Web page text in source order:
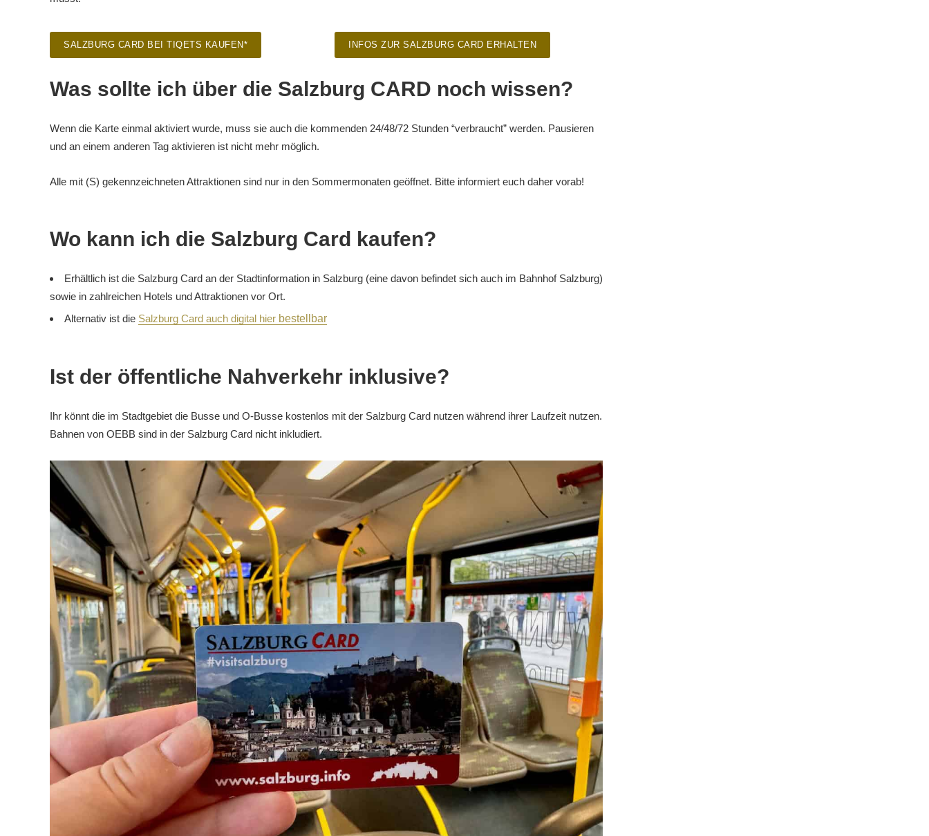
SALZBURG CARD BEI TIQETS KAUFEN* INFOS ZUR SALZBURG CARD ERHALTEN
Was sollte ich über die Salzburg CARD noch wissen?
Wenn die Karte einmal aktiviert wurde, muss sie auch die kommenden 24/48/72 Stunden “verbraucht” werden. Pausieren
und an einem anderen Tag aktivieren ist nicht mehr möglich.
Alle mit (S) gekennzeichneten Attraktionen sind nur in den Sommermonaten geöffnet. Bitte informiert euch daher vorab!
Wo kann ich die Salzburg Card kaufen?
Erhältlich ist die Salzburg Card an der Stadtinformation in Salzburg (eine davon befindet sich auch im Bahnhof Salzburg)
sowie in zahlreichen Hotels und Attraktionen vor Ort.
Alternativ ist die Salzburg Card auch digital hier bestellbar
Ist der öffentliche Nahverkehr inklusive?
Ihr könnt die im Stadtgebiet die Busse und O-Busse kostenlos mit der Salzburg Card nutzen während ihrer Laufzeit nutzen.
Bahnen von OEBB sind in der Salzburg Card nicht inkludiert.